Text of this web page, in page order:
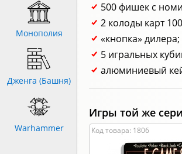
500 фишек с
2 колоды карт
«кнопка» дилера;
5 игральных
алюминиевый
Игры той же
Код товара: 1806
Монополия
Дженга (Башня)
Warhammer